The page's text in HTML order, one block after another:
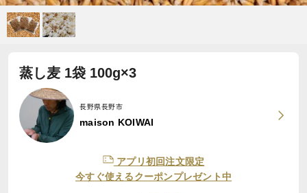
蒸し麦 1袋 100g×3
長野県長野市
maison KOIWAI
アプリ初回注文限定
今すぐ使えるクーポンプレゼント中